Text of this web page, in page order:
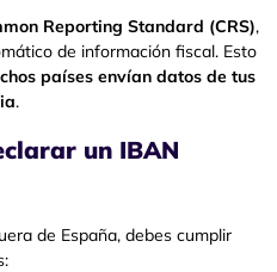
Reporting Standard (CRS),
de información fiscal. Esto
países envían datos de tus
.
un IBAN
de España, debes cumplir